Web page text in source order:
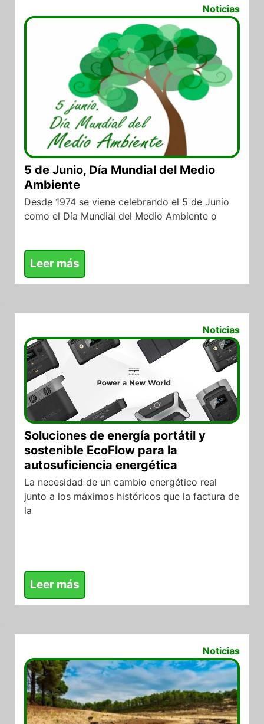
Noticias
5 de Junio, Día Mundial del Medio
Ambiente
Desde 1974 se viene celebrando el 5 de Junio
como el Día Mundial del Medio Ambiente o
Leer más
Noticias
Soluciones de energía portátil y
sostenible EcoFlow para la
autosuficiencia energética
La necesidad de un cambio energético real
junto a los máximos históricos que la factura de
la
Leer más
Noticias